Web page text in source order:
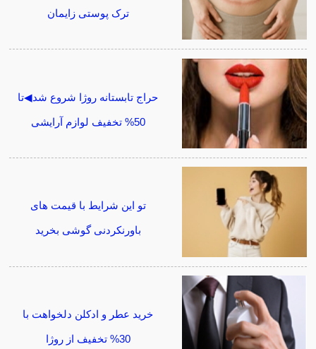
ترک پوستی زایمان
حراج تابستانه روژا شروع شد◀تا
50% تخفیف لوازم آرایشی
تو این شرایط با قیمت های
باورنکردنی گوشی بخرید
خرید عطر و ادکلن دلخواهت با
30% تخفیف از روژا